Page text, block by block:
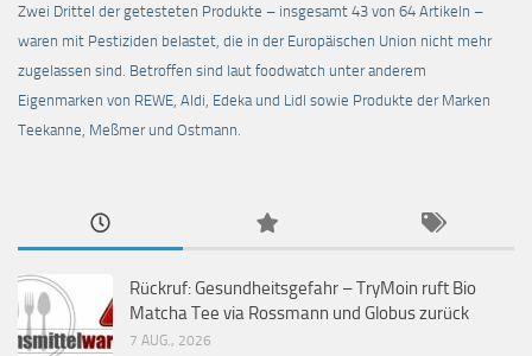
Zwei Drittel der getesteten Produkte – insgesamt 43 von 64 Artikeln –
waren mit Pestiziden belastet, die in der Europäischen Union nicht mehr
zugelassen sind. Betroffen sind laut foodwatch unter anderem
Eigenmarken von REWE, Aldi, Edeka und Lidl sowie Produkte der Marken
Teekanne, Meßmer und Ostmann.
Rückruf: Gesundheitsgefahr – TryMoin ruft Bio
Matcha Tee via Rossmann und Globus zurück
7 AUG., 2026